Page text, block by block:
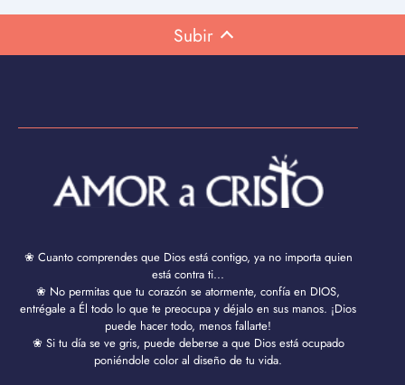
Subir
❀ Cuanto comprendes que Dios está contigo, ya no importa quien
está contra ti...
❀ No permitas que tu corazón se atormente, confía en DIOS,
entrégale a Él todo lo que te preocupa y déjalo en sus manos. ¡Dios
puede hacer todo, menos fallarte!
❀ Si tu día se ve gris, puede deberse a que Dios está ocupado
poniéndole color al diseño de tu vida.